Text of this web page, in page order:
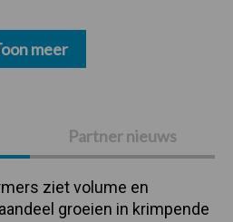
Partner nieuws
ziet volume en
groeien in krimpende
meer